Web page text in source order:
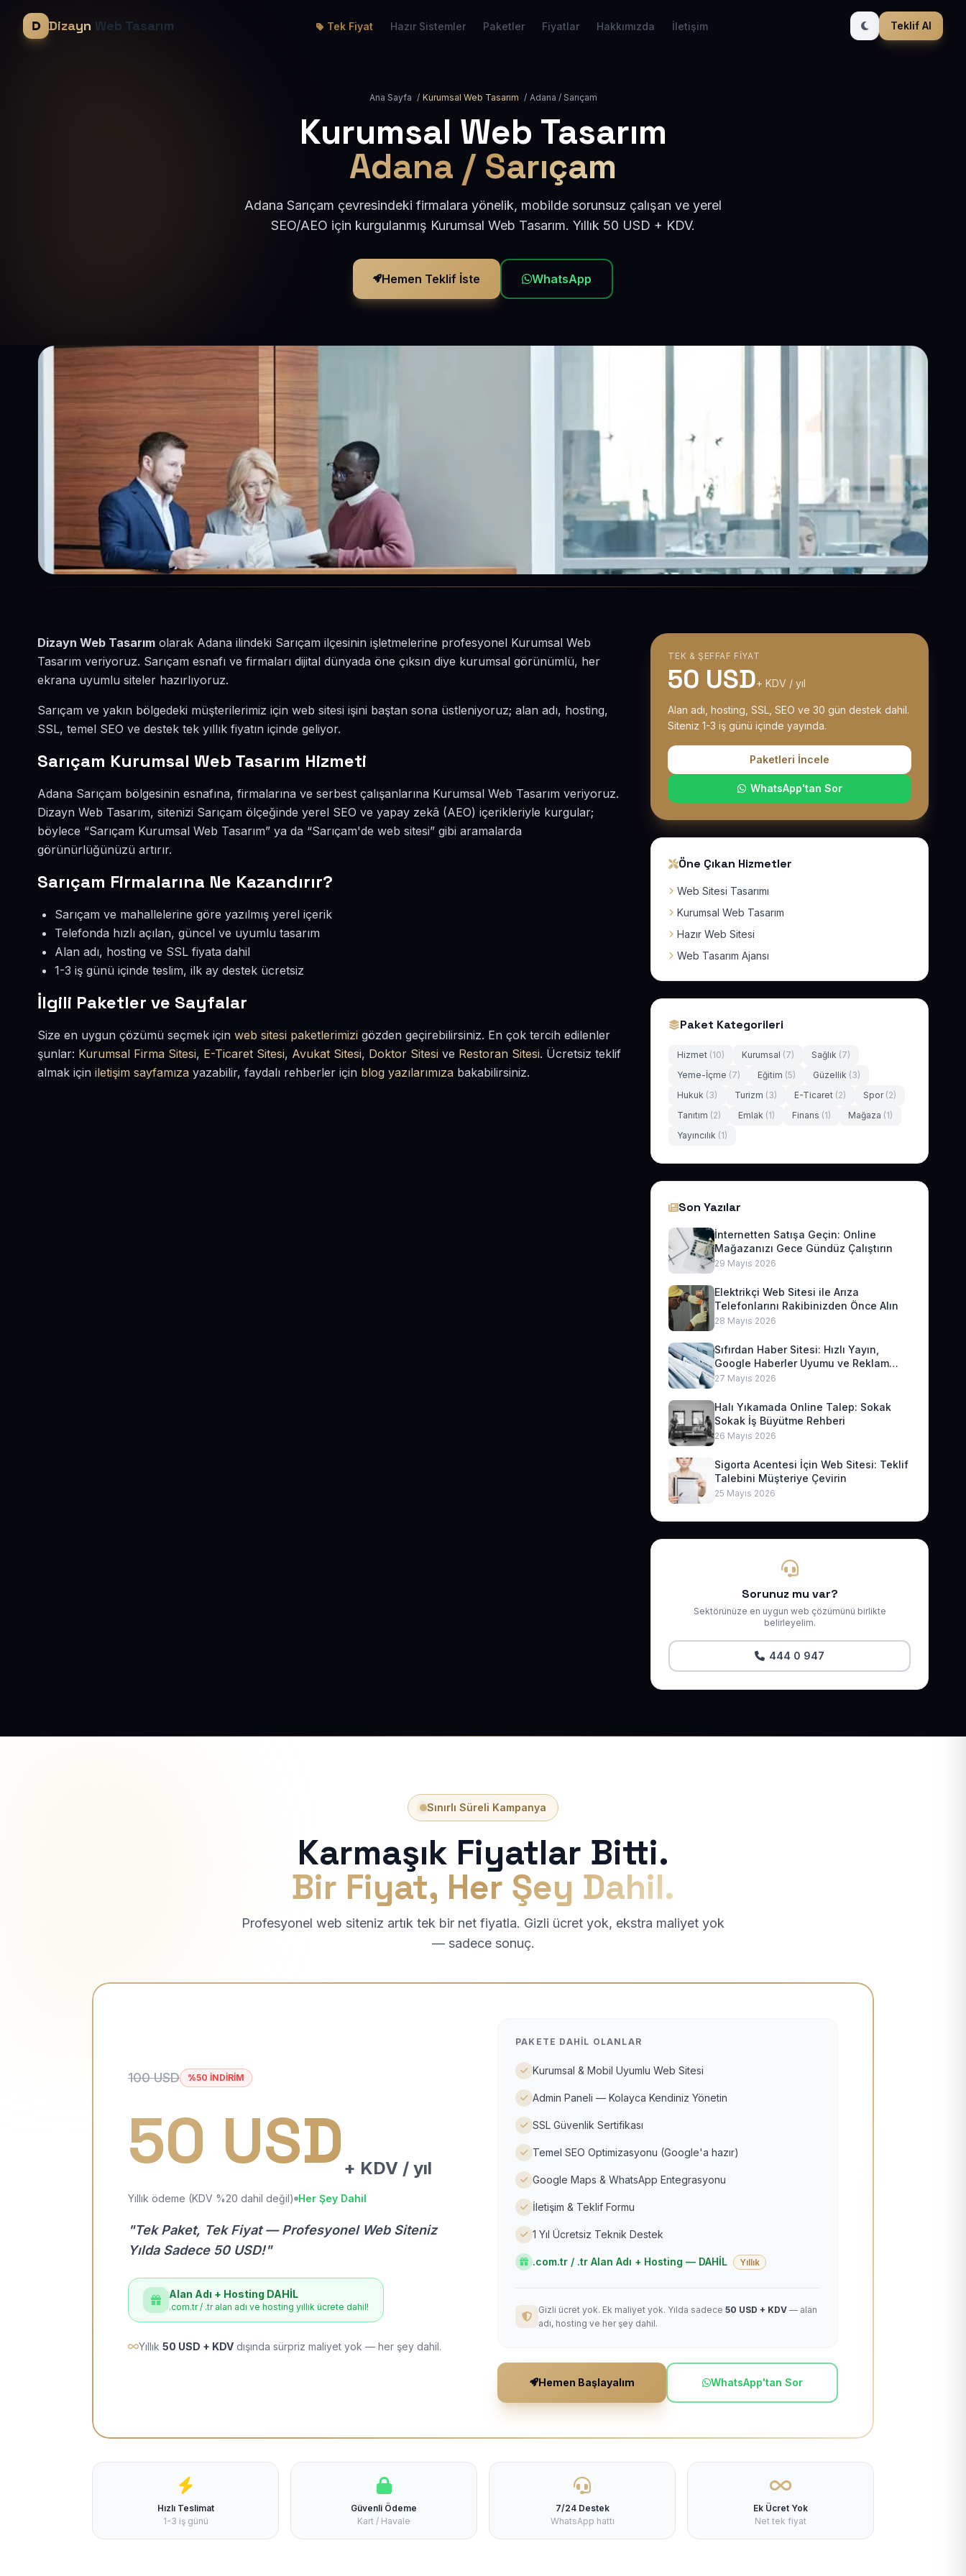
Dizayn Web Tasarım Tek Fiyat Hazır Sistemler Paketler Fiyatlar Hakkımızda İletişim Teklif Al
Ana Sayfa / Kurumsal Web Tasarım / Adana / Sarıçam
Kurumsal Web Tasarım
Adana / Sarıçam
Adana Sarıçam çevresindeki firmalara yönelik, mobilde sorunsuz çalışan ve yerel
SEO/AEO için kurgulanmış Kurumsal Web Tasarım. Yıllık 50 USD + KDV.
Hemen Teklif İste WhatsApp
Dizayn Web Tasarım olarak Adana ilindeki Sarıçam ilçesinin işletmelerine profesyonel Kurumsal Web
Tasarım veriyoruz. Sarıçam esnafı ve firmaları dijital dünyada öne çıksın diye kurumsal görünümlü, her
ekrana uyumlu siteler hazırlıyoruz.
Sarıçam ve yakın bölgedeki müşterilerimiz için web sitesi işini baştan sona üstleniyoruz; alan adı, hosting,
SSL, temel SEO ve destek tek yıllık fiyatın içinde geliyor.
Sarıçam Kurumsal Web Tasarım Hizmeti
Adana Sarıçam bölgesinin esnafına, firmalarına ve serbest çalışanlarına Kurumsal Web Tasarım veriyoruz.
Dizayn Web Tasarım, sitenizi Sarıçam ölçeğinde yerel SEO ve yapay zekâ (AEO) içerikleriyle kurgular;
böylece “Sarıçam Kurumsal Web Tasarım” ya da “Sarıçam'de web sitesi” gibi aramalarda
görünürlüğünüzü artırır.
Sarıçam Firmalarına Ne Kazandırır?
Sarıçam ve mahallelerine göre yazılmış yerel içerik
Telefonda hızlı açılan, güncel ve uyumlu tasarım
Alan adı, hosting ve SSL fiyata dahil
1-3 iş günü içinde teslim, ilk ay destek ücretsiz
İlgili Paketler ve Sayfalar
Size en uygun çözümü seçmek için web sitesi paketlerimizi gözden geçirebilirsiniz. En çok tercih edilenler
şunlar: Kurumsal Firma Sitesi, E-Ticaret Sitesi, Avukat Sitesi, Doktor Sitesi ve Restoran Sitesi. Ücretsiz teklif
almak için iletişim sayfamıza yazabilir, faydalı rehberler için blog yazılarımıza bakabilirsiniz.
TEK & ŞEFFAF FIYAT
50 USD+ KDV / yıl
Alan adı, hosting, SSL, SEO ve 30 gün destek dahil.
Siteniz 1-3 iş günü içinde yayında.
Paketleri İncele
WhatsApp'tan Sor
Öne Çıkan Hizmetler
Web Sitesi Tasarımı
Kurumsal Web Tasarım
Hazır Web Sitesi
Web Tasarım Ajansı
Paket Kategorileri
Hizmet (10) Kurumsal (7) Sağlık (7)
Yeme-İçme (7) Eğitim (5) Güzellik (3)
Hukuk (3) Turizm (3) E-Ticaret (2) Spor (2)
Tanıtım (2) Emlak (1) Finans (1) Mağaza (1)
Yayıncılık (1)
Son Yazılar
İnternetten Satışa Geçin: Online
Mağazanızı Gece Gündüz Çalıştırın
29 Mayıs 2026
Elektrikçi Web Sitesi ile Arıza
Telefonlarını Rakibinizden Önce Alın
28 Mayıs 2026
Sıfırdan Haber Sitesi: Hızlı Yayın,
Google Haberler Uyumu ve Reklam
Geliri
27 Mayıs 2026
Halı Yıkamada Online Talep: Sokak
Sokak İş Büyütme Rehberi
26 Mayıs 2026
Sigorta Acentesi İçin Web Sitesi: Teklif
Talebini Müşteriye Çevirin
25 Mayıs 2026
Sorunuz mu var?
Sektörünüze en uygun web çözümünü birlikte
belirleyelim.
444 0 947
Sınırlı Süreli Kampanya
Karmaşık Fiyatlar Bitti.
Bir Fiyat, Her Şey Dahil.
Profesyonel web siteniz artık tek bir net fiyatla. Gizli ücret yok, ekstra maliyet yok
— sadece sonuç.
100 USD %50 İNDİRİM
50 USD + KDV / yıl
Yıllık ödeme (KDV %20 dahil değil) Her Şey Dahil
"Tek Paket, Tek Fiyat — Profesyonel Web Siteniz
Yılda Sadece 50 USD!"
Alan Adı + Hosting DAHİL
.com.tr / .tr alan adı ve hosting yıllık ücrete dahil!
Yıllık 50 USD + KDV dışında sürpriz maliyet yok — her şey dahil.
PAKETE DAHIL OLANLAR
Kurumsal & Mobil Uyumlu Web Sitesi
Admin Paneli — Kolayca Kendiniz Yönetin
SSL Güvenlik Sertifikası
Temel SEO Optimizasyonu (Google'a hazır)
Google Maps & WhatsApp Entegrasyonu
İletişim & Teklif Formu
1 Yıl Ücretsiz Teknik Destek
.com.tr / .tr Alan Adı + Hosting — DAHİL Yıllık
Gizli ücret yok. Ek maliyet yok. Yılda sadece 50 USD + KDV — alan
adı, hosting ve her şey dahil.
Hemen Başlayalım WhatsApp'tan Sor
Hızlı Teslimat
1-3 iş günü
Güvenli Ödeme
Kart / Havale
7/24 Destek
WhatsApp hattı
Ek Ücret Yok
Net tek fiyat